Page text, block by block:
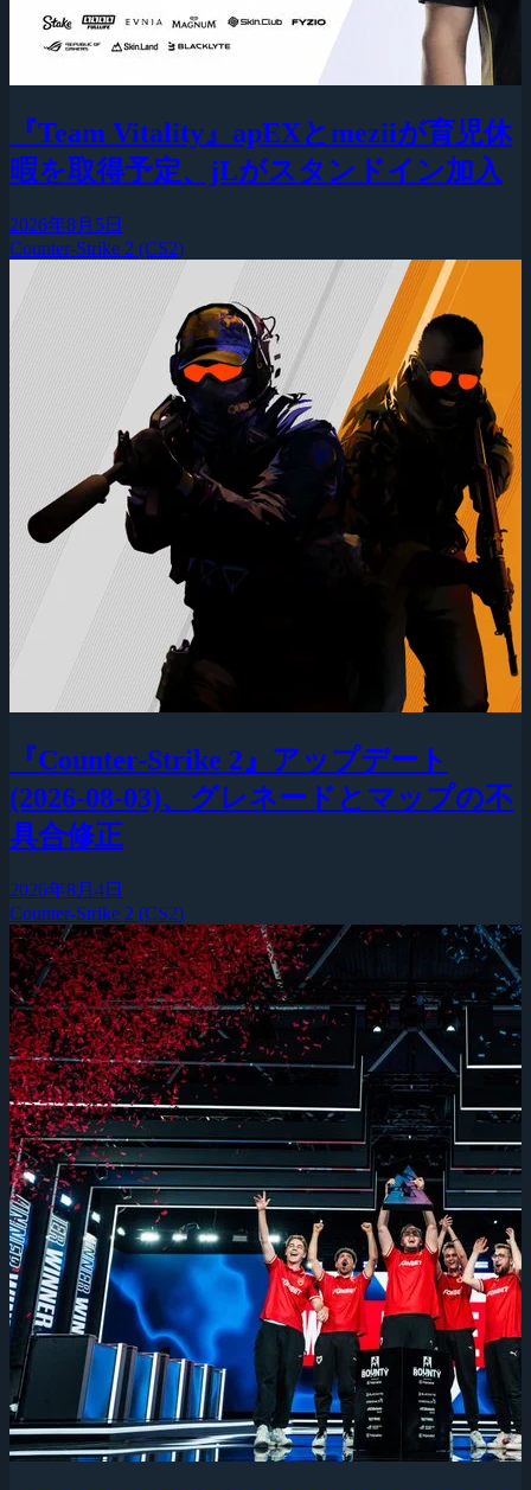
『Team Vitality』apEXとmeziiが育児休
暇を取得予定、jLがスタンドイン加入
2026年8月5日
Counter-Strike 2 (CS2)
『Counter-Strike 2』アップデート
(2026-08-03)、グレネードとマップの不
具合修正
2026年8月4日
Counter-Strike 2 (CS2)